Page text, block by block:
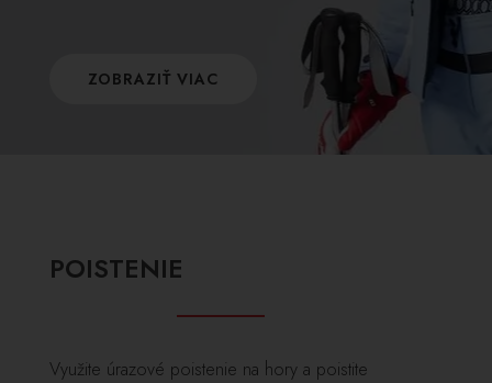
ZOBRAZIŤ VIAC
POISTENIE
Využite úrazové poistenie na hory a poistite